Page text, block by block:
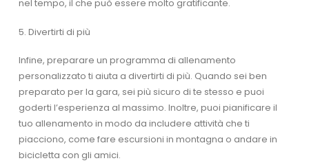
nel tempo, il che può essere molto gratificante.
5. Divertirti di più
Infine, preparare un programma di allenamento
personalizzato ti aiuta a divertirti di più. Quando sei ben
preparato per la gara, sei più sicuro di te stesso e puoi
goderti l’esperienza al massimo. Inoltre, puoi pianificare il
tuo allenamento in modo da includere attività che ti
piacciono, come fare escursioni in montagna o andare in
bicicletta con gli amici.